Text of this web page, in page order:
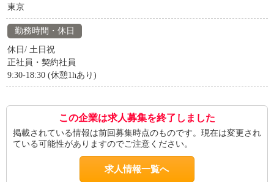
東京
勤務時間・休日
休日/ 土日祝
正社員・契約社員
9:30-18:30 (休憩1hあり)
この企業は求人募集を終了しました
掲載されている情報は前回募集時点のものです。現在は変更され
ている可能性がありますのでご注意ください。
求人情報一覧へ